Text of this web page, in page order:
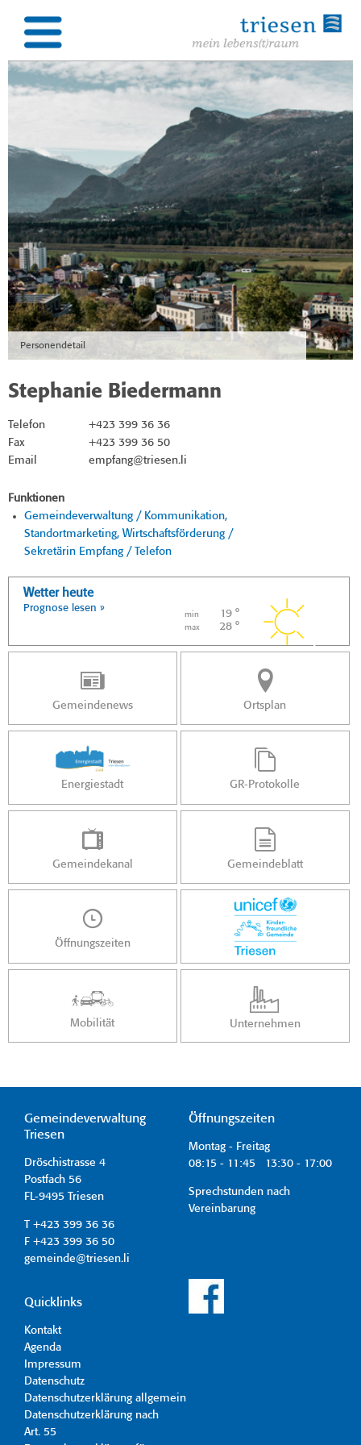
Personendetail
Stephanie Biedermann
Telefon
+423 399 36 36
Fax
+423 399 36 50
Email
empfang@triesen.li
Funktionen
Gemeindeverwaltung / Kommunikation,
Standortmarketing, Wirtschaftsförderung /
Sekretärin Empfang / Telefon
Wetter heute
Prognose lesen »
min 19 °
max 28 °
Gemeindenews Ortsplan
Energiestadt GR-Protokolle
Gemeindekanal Gemeindeblatt
Öffnungszeiten
Mobilität Unternehmen
Gemeindeverwaltung
Triesen
Dröschistrasse 4
Postfach 56
FL-9495 Triesen
T +423 399 36 36
F +423 399 36 50
gemeinde@triesen.li
Öffnungszeiten
Montag - Freitag
08:15 - 11:45 13:30 - 17:00
Sprechstunden nach
Vereinbarung
Quicklinks
Kontakt
Agenda
Impressum
Datenschutz
Datenschutzerklärung allgemein
Datenschutzerklärung nach
Art. 55